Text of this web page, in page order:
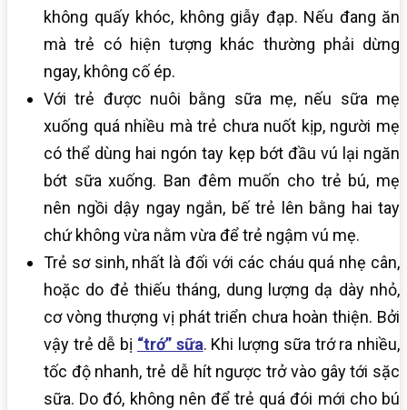
không quấy khóc, không giẫy đạp. Nếu đang ăn
mà trẻ có hiện tượng khác thường phải dừng
ngay, không cố ép.
Với trẻ được nuôi bằng sữa mẹ, nếu sữa mẹ
xuống quá nhiều mà trẻ chưa nuốt kịp, người mẹ
có thể dùng hai ngón tay kẹp bớt đầu vú lại ngăn
bớt sữa xuống. Ban đêm muốn cho trẻ bú, mẹ
nên ngồi dậy ngay ngắn, bế trẻ lên bằng hai tay
chứ không vừa nằm vừa để trẻ ngậm vú mẹ.
Trẻ sơ sinh, nhất là đối với các cháu quá nhẹ cân,
hoặc do đẻ thiếu tháng, dung lượng dạ dày nhỏ,
cơ vòng thượng vị phát triển chưa hoàn thiện. Bởi
vậy trẻ dễ bị “trớ” sữa. Khi lượng sữa trớ ra nhiều,
tốc độ nhanh, trẻ dễ hít ngược trở vào gây tới sặc
sữa. Do đó, không nên để trẻ quá đói mới cho bú